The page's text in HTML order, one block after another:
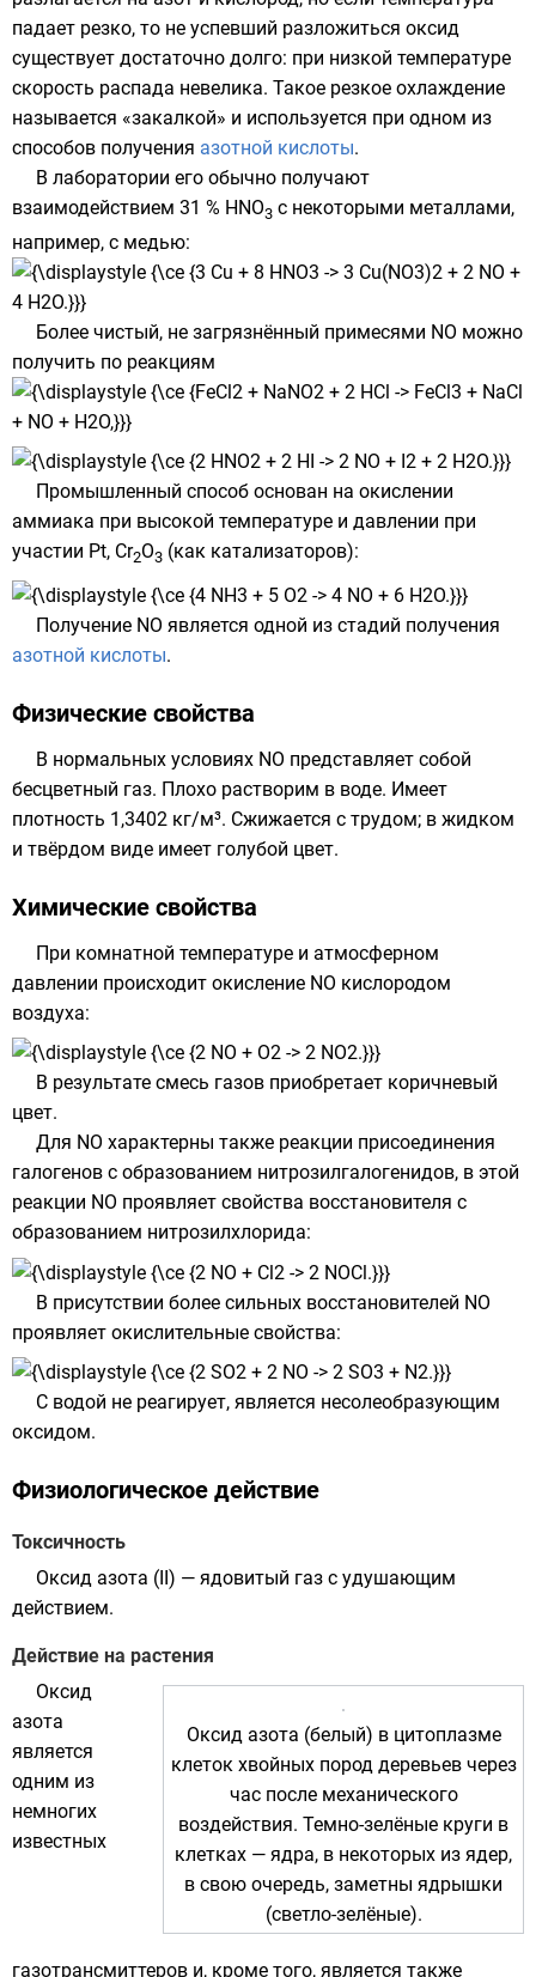
падает резко, то не успевший разложиться оксид
существует достаточно долго: при низкой температуре
скорость распада невелика. Такое резкое охлаждение
называется «закалкой» и используется при одном из
способов получения азотной кислоты.
В лаборатории его обычно получают
взаимодействием 31 % HNO3 с некоторыми металлами,
например, с медью:
Более чистый, не загрязнённый примесями NO можно
получить по реакциям
Промышленный способ основан на окислении
аммиака при высокой температуре и давлении при
участии Pt, Cr2O3 (как катализаторов):
Получение NO является одной из стадий получения
азотной кислоты.
Физические свойства
В нормальных условиях NO представляет собой
бесцветный газ. Плохо растворим в воде. Имеет
плотность 1,3402 кг/м³. Сжижается с трудом; в жидком
и твёрдом виде имеет голубой цвет.
Химические свойства
При комнатной температуре и атмосферном
давлении происходит окисление NO кислородом
воздуха:
В результате смесь газов приобретает коричневый
цвет.
Для NO характерны также реакции присоединения
галогенов с образованием нитрозилгалогенидов, в этой
реакции NO проявляет свойства восстановителя с
образованием нитрозилхлорида:
В присутствии более сильных восстановителей NO
проявляет окислительные свойства:
С водой не реагирует, является несолеобразующим
оксидом.
Физиологическое действие
Токсичность
Оксид азота (II) — ядовитый газ с удушающим
действием.
Действие на растения
Оксид азота (белый) в цитоплазме
клеток хвойных пород деревьев через
час после механического
воздействия. Темно-зелёные круги в
клетках — ядра, в некоторых из ядер,
в свою очередь, заметны ядрышки
(светло-зелёные).
Оксид
азота
является
одним из
немногих
известных
газотрансмиттеров и, кроме того, является также